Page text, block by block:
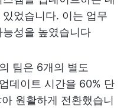
었습니다. 이는 업무
성을 높였습니다
팀은 6개의 별도
데이트 시간을 60% 단
원활하게 전환했습니